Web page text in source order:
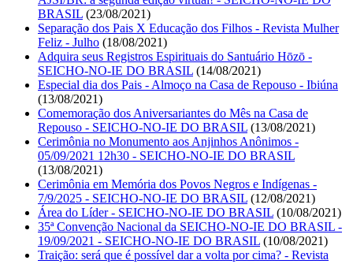
BRASIL (23/08/2021)
Separação dos Pais X Educação dos Filhos - Revista Mulher
Feliz - Julho (18/08/2021)
Adquira seus Registros Espirituais do Santuário Hōzō -
SEICHO-NO-IE DO BRASIL (14/08/2021)
Especial dia dos Pais - Almoço na Casa de Repouso - Ibiúna
(13/08/2021)
Comemoração dos Aniversariantes do Mês na Casa de
Repouso - SEICHO-NO-IE DO BRASIL (13/08/2021)
Cerimônia no Monumento aos Anjinhos Anônimos -
05/09/2021 12h30 - SEICHO-NO-IE DO BRASIL
(13/08/2021)
Cerimônia em Memória dos Povos Negros e Indígenas -
7/9/2025 - SEICHO-NO-IE DO BRASIL (12/08/2021)
Área do Líder - SEICHO-NO-IE DO BRASIL (10/08/2021)
35ª Convenção Nacional da SEICHO-NO-IE DO BRASIL -
19/09/2021 - SEICHO-NO-IE DO BRASIL (10/08/2021)
Traição: será que é possível dar a volta por cima? - Revista